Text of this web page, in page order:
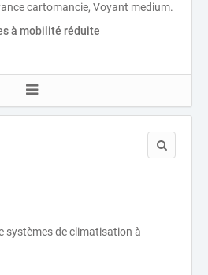
cartomancie, Voyant medium.
à mobilité réduite
systèmes de climatisation à